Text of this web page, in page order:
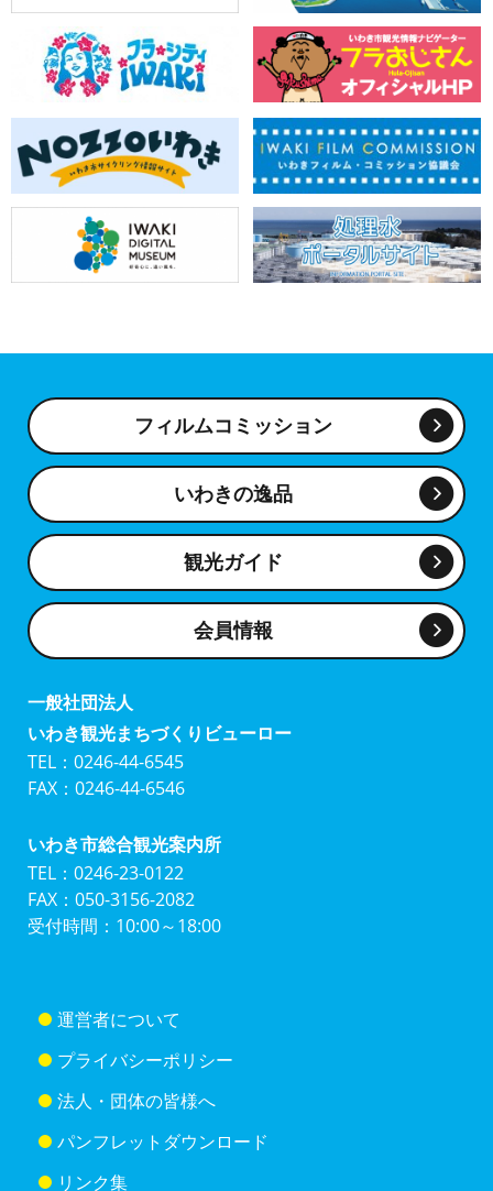
フィルムコミッション
いわきの逸品
観光ガイド
会員情報
一般社団法人
いわき観光まちづくりビューロー
TEL：0246-44-6545
FAX：0246-44-6546
いわき市総合観光案内所
TEL：0246-23-0122
FAX：050-3156-2082
受付時間：10:00～18:00
運営者について
プライバシーポリシー
法人・団体の皆様へ
パンフレットダウンロード
リンク集